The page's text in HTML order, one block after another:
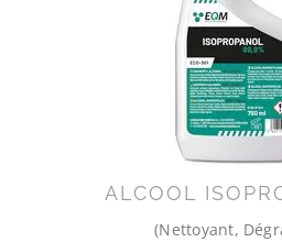
ALCOOL
(Nettoyant,